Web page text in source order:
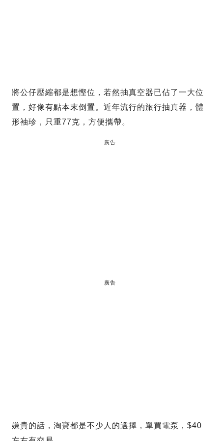
將公仔壓縮都是想慳位，若然抽真空器已佔了一大位
置，好像有點本末倒置。近年流行的旅行抽真器，體
形袖珍，只重77克，方便攜帶。
廣告
廣告
嫌貴的話，淘寶都是不少人的選擇，單買電泵，$40